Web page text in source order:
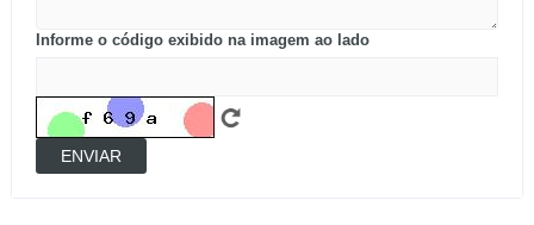
Informe o código exibido na imagem ao lado
ENVIAR